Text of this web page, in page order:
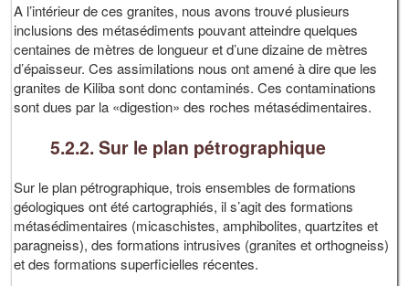
A l’intérieur de ces granites, nous avons trouvé plusieurs
inclusions des métasédiments pouvant atteindre quelques
centaines de mètres de longueur et d’une dizaine de mètres
d’épaisseur. Ces assimilations nous ont amené à dire que les
granites de Kiliba sont donc contaminés. Ces contaminations
sont dues par la «digestion» des roches métasédimentaires.
5.2.2. Sur le plan pétrographique
Sur le plan pétrographique, trois ensembles de formations
géologiques ont été cartographiés, il s’agit des formations
métasédimentaires (micaschistes, amphibolites, quartzites et
paragneiss), des formations intrusives (granites et orthogneiss)
et des formations superficielles récentes.